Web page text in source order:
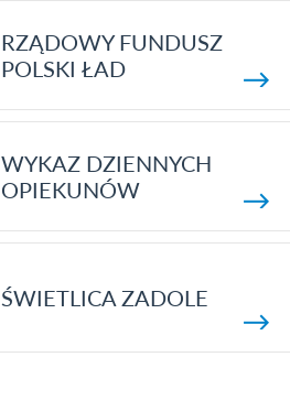
RZĄDOWY FUNDUSZ
POLSKI ŁAD
WYKAZ DZIENNYCH
OPIEKUNÓW
ŚWIETLICA ZADOLE